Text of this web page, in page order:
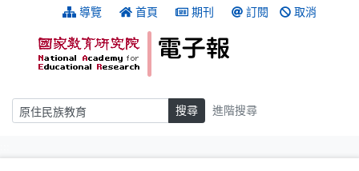
跳到主要內容 導覽 首頁 期刊 訂閱 取消
搜尋 搜尋 進階搜尋